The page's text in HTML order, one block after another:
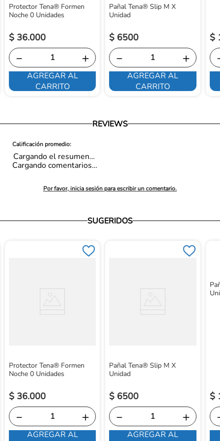
Protector Tena® Formen
Noche 0 Unidades
$ 36.000
＋
－
AGREGAR AL
CARRITO
Pañal Tena® Slip M X
Unidad
$ 6500
＋
－
AGREGAR AL
CARRITO
$
REVIEWS
Cargando el resumen…
Por favor, inicia sesión para escribir un comentario.
Cargando comentarios…
SUGERIDOS
Protector Tena® Formen
Noche 0 Unidades
$ 36.000
＋
－
AGREGAR AL
Pañal Tena® Slip M X
Unidad
$ 6500
＋
－
AGREGAR AL
$